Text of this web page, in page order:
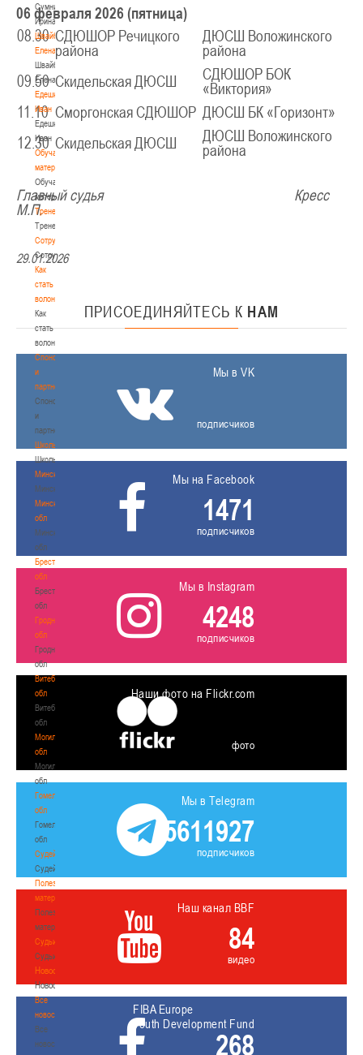
Сумникова
Ирина
Швайбович
Елена
Швайбович
Елена
Едешко
Иван
Едешко
Иван
Обучающие
материалы
Обучающие
материалы
Тренерам
Тренерам
Сотрудничество
Сотрудничество
Как
стать
волонтером
Как
стать
волонтером
Спонсоры
и
партнеры
Спонсоры
и
партнеры
Школы
Школы
Минск
Минск
Минская
обл
Минская
обл
Брестская
обл
Брестская
обл
Гродненская
обл
Гродненская
обл
Витебская
обл
Витебская
обл
Могилевская
обл
Могилевская
обл
Гомельская
обл
Гомельская
обл
Судейство
Судейство
Полезные
материалы
Полезные
материалы
Судьи
Судьи
Новости
Новости
Все
новости
Все
новости
06 февраля 2026 (пятница)
08.30СДЮШОР Речицкого
района
ДЮСШ Воложинского
района
09.50 Скидельская ДЮСШ
СДЮШОР БОК
«Виктория»
11.10 Сморгонская СДЮШОР ДЮСШ БК «Горизонт»
12.30 Скидельская ДЮСШ
ДЮСШ Воложинского
района
Главный судья Кресс
М.П.
29.01.2026
ПРИСОЕДИНЯЙТЕСЬ К НАМ
Мы в VK
подписчиков
Мы на Facebook
1471
подписчиков
Мы в Instagram
4248
подписчиков
Наши фото на Flickr.com
фото
Мы в Telegram
5611927
подписчиков
Наш канал BBF
84
видео
FIBA Europe
Youth Development Fund
268